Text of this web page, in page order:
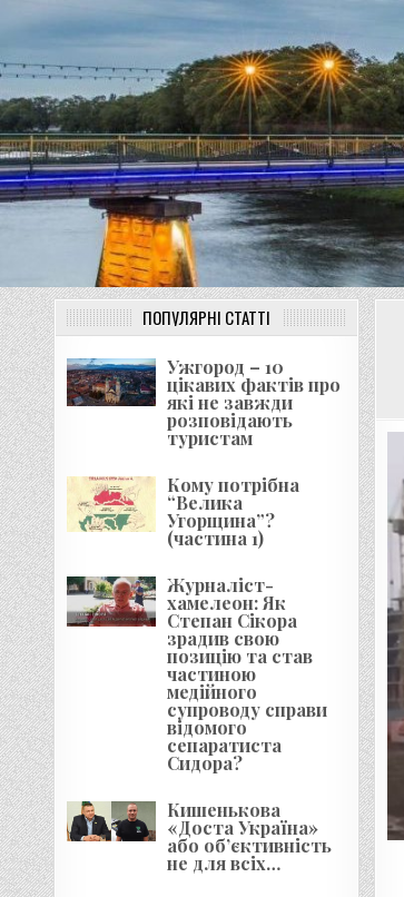
ПОПУЛЯРНІ СТАТТІ
Ужгород – 10
цікавих фактів про
які не завжди
розповідають
туристам
Кому потрібна
“Велика
Угорщина”?
(частина 1)
Журналіст-
хамелеон: Як
Степан Сікора
зрадив свою
позицію та став
частиною
медійного
супроводу справи
відомого
сепаратиста
Сидора?
Кишенькова
«Доста Україна»
або об’єктивність
не для всіх…